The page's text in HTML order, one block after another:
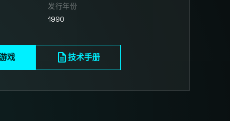
发行年份
1990
戏 description技术手册